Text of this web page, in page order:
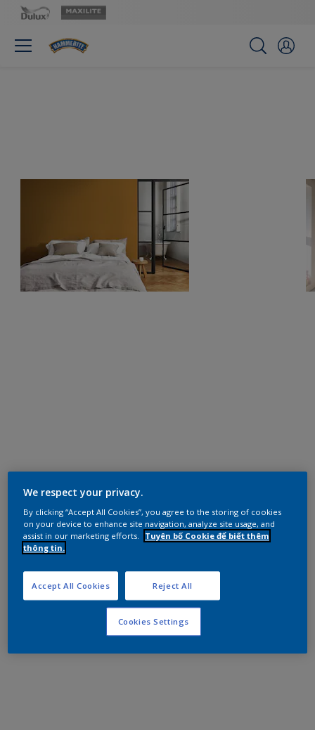
We respect your privacy.
By clicking “Accept All Cookies”, you agree to the storing of cookies
on your device to enhance site navigation, analyze site usage, and
assist in our marketing efforts.
Tuyên bố Cookie để biết thêm
thông tin.
Reject All
Accept All Cookies
Cookies Settings